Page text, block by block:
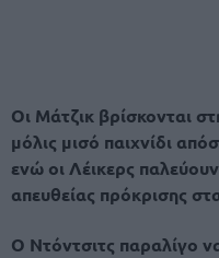
Οι Μάτζικ βρίσκονται
μόλις μισό παιχνίδι
ενώ οι Λέικερς
απευθείας πρόκρισης
Ο Ντόντσιτς παραλίγο